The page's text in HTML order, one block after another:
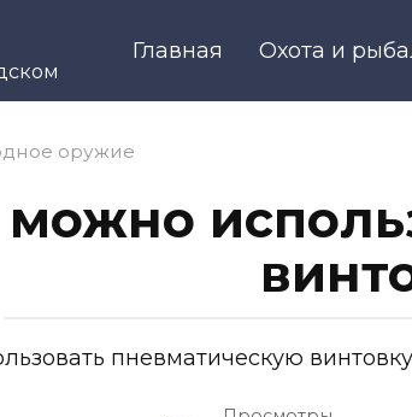
Главная Охота и
оружие
можно